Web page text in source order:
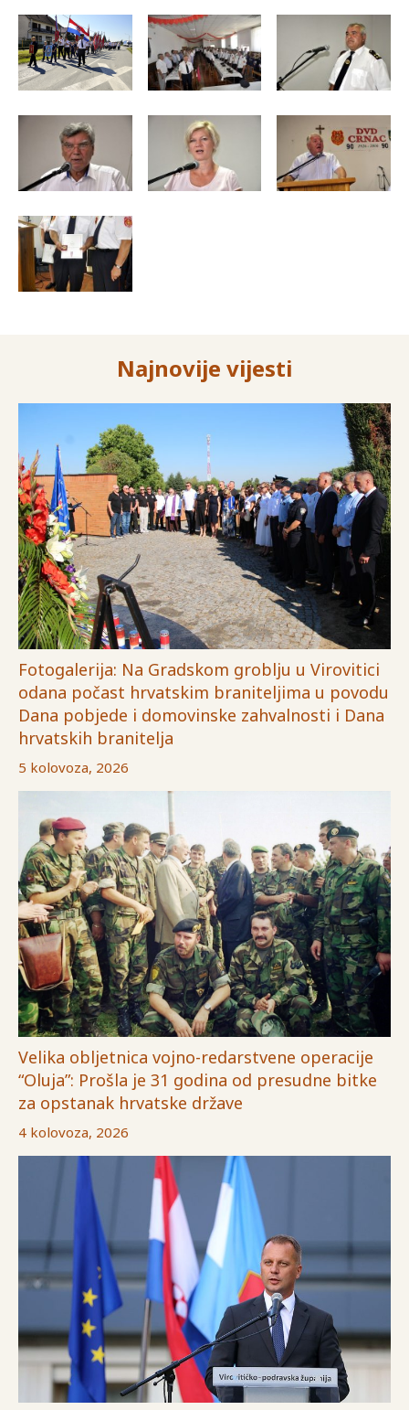
Najnovije vijesti
Fotogalerija: Na Gradskom groblju u Virovitici
odana počast hrvatskim braniteljima u povodu
Dana pobjede i domovinske zahvalnosti i Dana
hrvatskih branitelja
5 kolovoza, 2026
Velika obljetnica vojno-redarstvene operacije
“Oluja”: Prošla je 31 godina od presudne bitke
za opstanak hrvatske države
4 kolovoza, 2026